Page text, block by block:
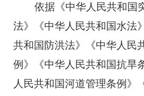
依据《中华人民共和国
法》《中华人民共和国水法
共和国防洪法》《中华人民
例》《中华人民共和国抗旱
人民共和国河道管理条例》